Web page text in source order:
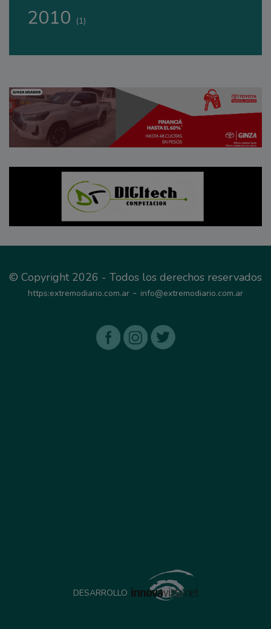
2010 (1)
© Copyright 2026 - Todos los derechos reservados
https:extremodiario.com.ar - info@extremodiario.com.ar
DESARROLLO